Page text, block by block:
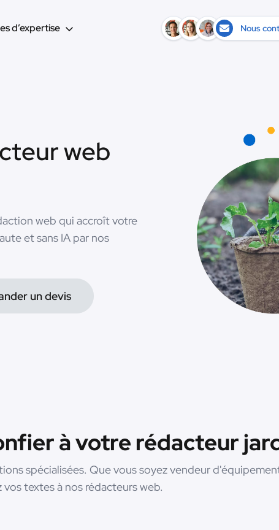
d’expertise Nous
web
web qui accroît votre
et sans IA par nos
un devis
à votre rédacteur
spécialisées. Que vous soyez vendeur
textes à nos rédacteurs web.